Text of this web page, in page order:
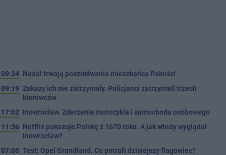
09:34 Nadal trwają poszukiwania mieszkańca Pakości
09:19 Zakazy ich nie zatrzymały. Policjanci zatrzymali trzech
kierowców
17:02 Inowrocław. Zderzenie motocykla i samochodu osobowego
11:36 Netflix pokazuje Polskę z 1670 roku. A jak wtedy wyglądał
Inowrocław?
07:00 Test: Opel Grandland. Co potrafi dzisiejszy flagowiec?